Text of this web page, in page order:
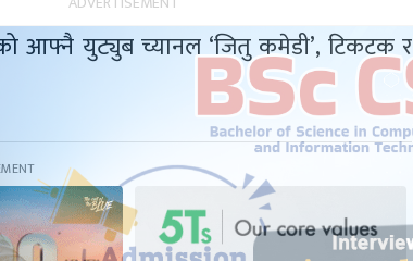
आफ्नै युट्युब च्यानल ‘जितु कमेडी’, टिकटक र